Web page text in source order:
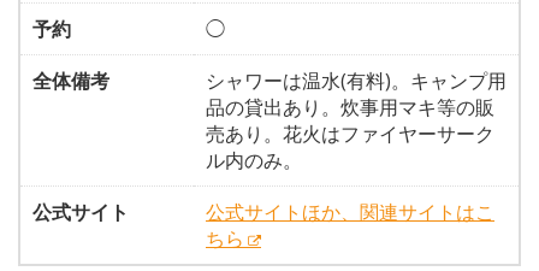
予約
◯
全体備考
シャワーは温水(有料)。キャンプ用
品の貸出あり。炊事用マキ等の販
売あり。花火はファイヤーサーク
ル内のみ。
公式サイト
公式サイトほか、関連サイトはこ
ちら